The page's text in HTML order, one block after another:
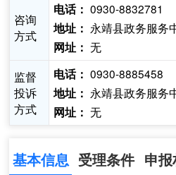
咨询
方式
电话： 0930-8832781
地址： 永靖县政务服务
网址： 无
监督
投诉
方式
电话： 0930-8885458
地址： 永靖县政务服务
网址： 无
基本信息 受理条件 申